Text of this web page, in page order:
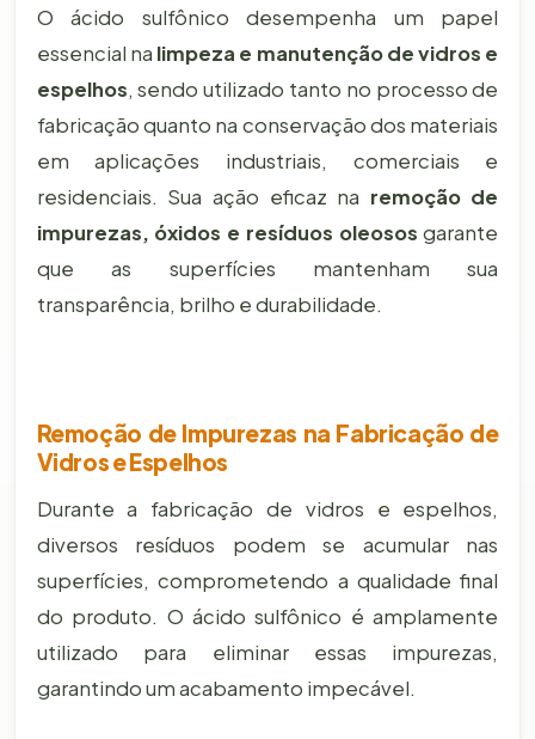
O ácido sulfônico desempenha um papel
essencial na limpeza e manutenção de vidros e
espelhos, sendo utilizado tanto no processo de
fabricação quanto na conservação dos materiais
em aplicações industriais, comerciais e
residenciais. Sua ação eficaz na remoção de
impurezas, óxidos e resíduos oleosos garante
que as superfícies mantenham sua
transparência, brilho e durabilidade.
Remoção de Impurezas na Fabricação de
Vidros e Espelhos
Durante a fabricação de vidros e espelhos,
diversos resíduos podem se acumular nas
superfícies, comprometendo a qualidade final
do produto. O ácido sulfônico é amplamente
utilizado para eliminar essas impurezas,
garantindo um acabamento impecável.